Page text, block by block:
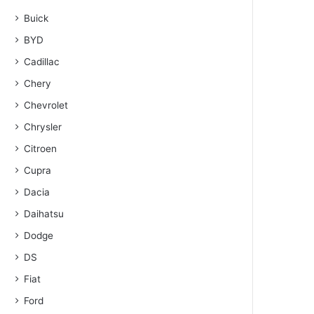
Buick
BYD
Cadillac
Chery
Chevrolet
Chrysler
Citroen
Cupra
Dacia
Daihatsu
Dodge
DS
Fiat
Ford